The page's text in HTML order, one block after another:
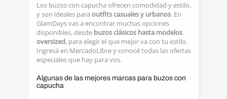
Los buzos con capucha ofrecen comodidad y estilo,
y son ideales para outfits casuales y urbanos. En
GlamDays vas a encontrar muchas opciones
disponibles, desde buzos clásicos hasta modelos
oversized, para elegir el que mejor va con tu estilo.
Ingresá en MercadoLibre y conocé todas las ofertas
especiales que hay para vos.
Algunas de las mejores marcas para buzos con
capucha